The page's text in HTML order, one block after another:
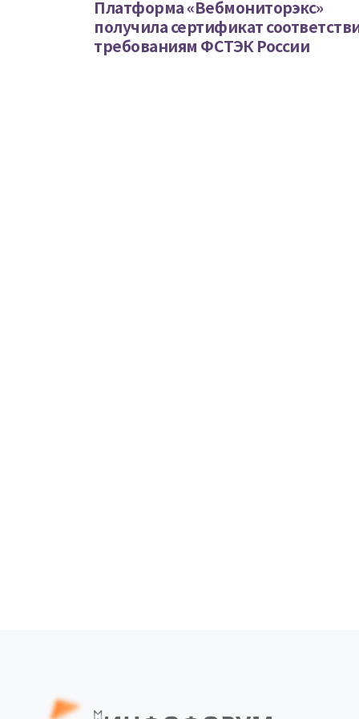
Платформа «Вебмониторэкс»
получила сертификат
требованиям ФСТЭК России